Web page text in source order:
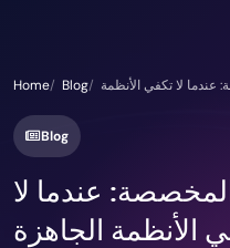
Home Blog
Blog
عندما لا
الأنظمة الجاهزة